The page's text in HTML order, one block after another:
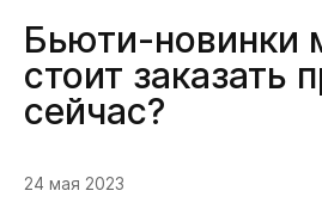
Бьюти-новинки
стоит заказать
сейчас?
24 мая 2023